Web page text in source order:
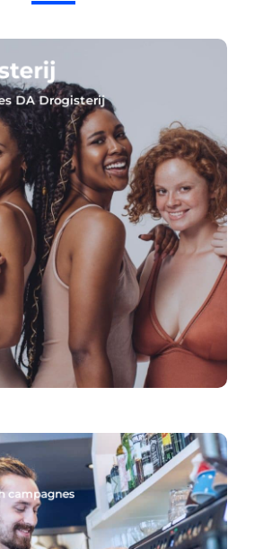
DA Drogisterij
campagnes